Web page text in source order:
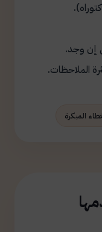
إن وجد.
الملاحظات.
المبكرة